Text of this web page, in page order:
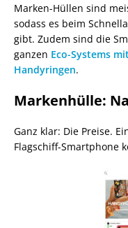
Marken-Hüllen sind
sodass es beim
gibt. Zudem sind die
ganzen Eco-Systems
Handyringen.
Markenhülle:
Ganz klar: Die Preise.
Flagschiff-Smartphone